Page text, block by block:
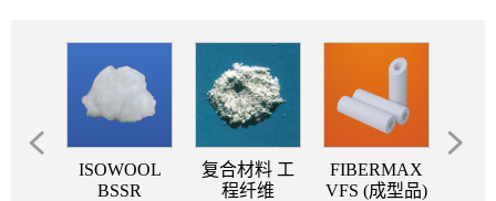
ISOWOOL
BSSR
复合材料 工
程纤维
FIBERMAX
VFS (成型品)